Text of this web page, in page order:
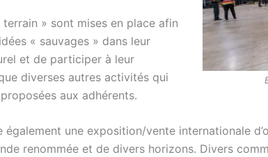
» sont mises en place afin
« sauvages » dans leur
et de participer à leur
diverses autres activités qui
aux adhérents.
également une exposition/vente internationale
renommée et de divers horizons. Divers